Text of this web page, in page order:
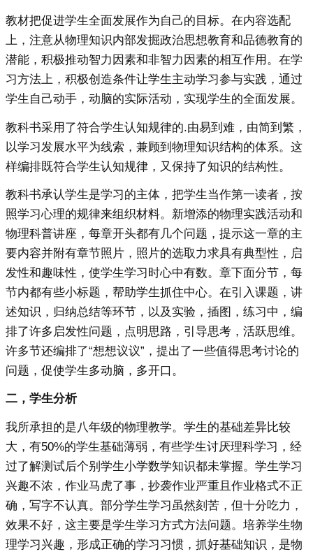
教材把促进学生全面发展作为自己的目标。在内容选配
上，注意从物理知识内部发掘政治思想教育和品德教育的
潜能，积极推动智力因素和非智力因素的相互作用。在学
习方法上，积极创造条件让学生主动学习参与实践，通过
学生自己动手，动脑的实际活动，实现学生的全面发展。
教科书采用了符合学生认知规律的.由易到难，由简到繁，
以学习发展水平为线索，兼顾到物理知识结构的体系。这
样编排既符合学生认知规律，又保持了知识的结构性。
教科书承认学生是学习的主体，把学生当作第一读者，按
照学习心理的规律来组织材料。新增添的物理实践活动和
物理科普讲座，每章开头都有几个问题，提示这一章的主
要内容并附有章节照片，照片的选取力求具有典型性，启
发性和趣味性，使学生学习时心中有数。章下面分节，每
节内都有些小标题，帮助学生抓住中心。在引入课题，讲
述知识，归纳总结等环节，以及实验，插图，练习中，编
排了许多启发性问题，点明思路，引导思考，活跃思维。
许多节还编排了“想想议议”，提出了一些值得思考讨论的
问题，促使学生多动脑，多开口。
二，学生分析
我所承担的是八年级的物理教学。学生的基础差异比较
大，有50%的学生基础薄弱，有些学生讨厌理科学习，经
过了解测试后个别学生小学数学知识都未掌握。学生学习
兴趣不浓，作业马虎了事，抄袭作业严重且作业格式不正
确，写字不认真。部分学生学习虽然刻苦，但十分吃力，
效果不好，这主要是学生学习方式方法问题。培养学生物
理学习兴趣，形成正确的学习习惯，抓好基础知识，是物